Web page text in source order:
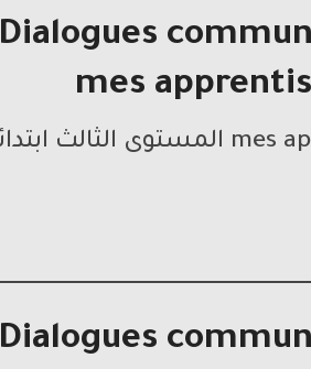
Dialogues
mes
Dialogues